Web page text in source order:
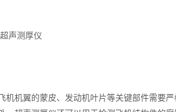
机翼的蒙皮、发动机叶片等关键部件需要严